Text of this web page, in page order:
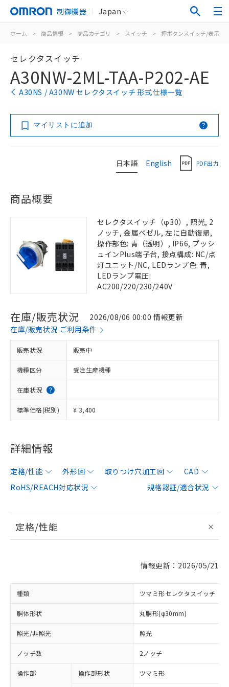
制御機器 Japan
ホーム > 商品情報 > 商品カテゴリ > スイッチ > 押ボタンスイッチ/表示灯
セレクタスイッチ
A30NW-2ML-TAA-P202-AE
A30NS / A30NW セレクタスイッチ 形式仕様一覧
マイリストに追加
日本語 English PDF出力
商品概要
セレクタスイッチ（φ30）, 照光, 2
ノッチ, 金属ベゼル, 左に自動復帰,
操作部色: 青（透明）, IP66, プッシ
ュインPlus端子台, 接点構成: NC/点
灯ユニット/NC, LEDランプ色: 青,
LEDランプ電圧:
AC200/220/230/240V
在庫/販売状況
2026/08/06 00:00 情報更新
在庫/販売状況 ご利用条件
販売状況 販売中
機種区分 受注生産機種
在庫状況
標準価格(税別) ¥ 3,400
詳細情報
定格/性能 外形図 取りつけ穴加工図
CAD
RoHS/REACH対応状況
規格認証/適合状況
定格/性能
情報更新：2026/05/21
種類 ツマミ形セレクタスイッチ
胴体形状 丸胴形(φ30mm)
照光/非照光 照光
ノッチ数 2ノッチ
操作部 操作部形状 ツマミ形